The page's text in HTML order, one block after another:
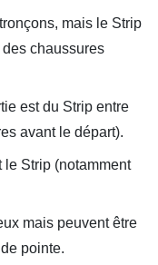
mais le Strip
chaussures
est du Strip entre
avant le départ).
le Strip (notamment
mais peuvent être
pointe.